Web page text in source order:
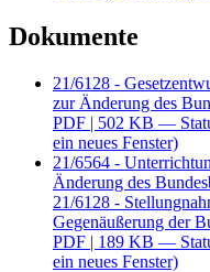
Dokumente
21/6128 -
zur Änderung des
PDF | 502 KB —
ein neues Fenster)
21/6564 -
Änderung des
21/6128 -
Gegenäußerung der
PDF | 189 KB —
ein neues Fenster)